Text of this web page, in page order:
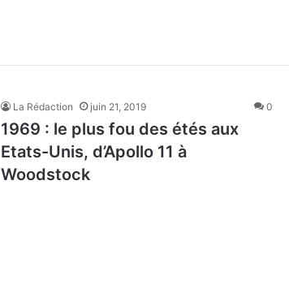
La Rédaction juin 21, 2019 0
1969 : le plus fou des étés aux
Etats-Unis, d’Apollo 11 à
Woodstock